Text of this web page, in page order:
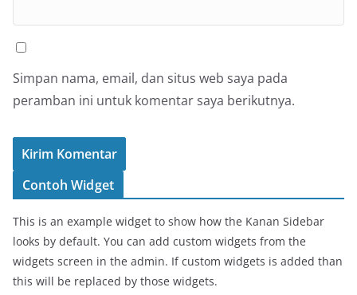
Simpan nama, email, dan situs web saya pada
peramban ini untuk komentar saya berikutnya.
Contoh Widget
This is an example widget to show how the Kanan Sidebar
looks by default. You can add custom widgets from the
widgets screen in the admin. If custom widgets is added than
this will be replaced by those widgets.